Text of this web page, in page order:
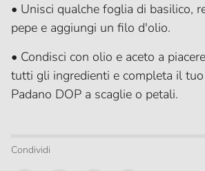
• Unisci qualche foglia di basilico,
pepe e aggiungi un filo d'olio.
• Condisci con olio e aceto a
tutti gli ingredienti e completa il
Padano DOP a scaglie o petali.
Condividi